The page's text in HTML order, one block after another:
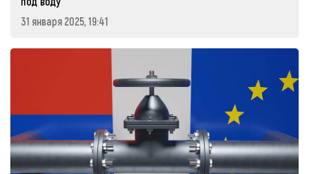
31 января 2025, 19:41